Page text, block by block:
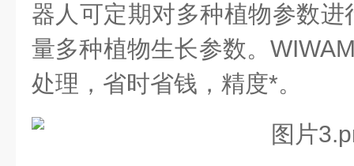
器人可定期对多种植物参数
量多种植物生长参数。
处理，省时省钱，精度*。